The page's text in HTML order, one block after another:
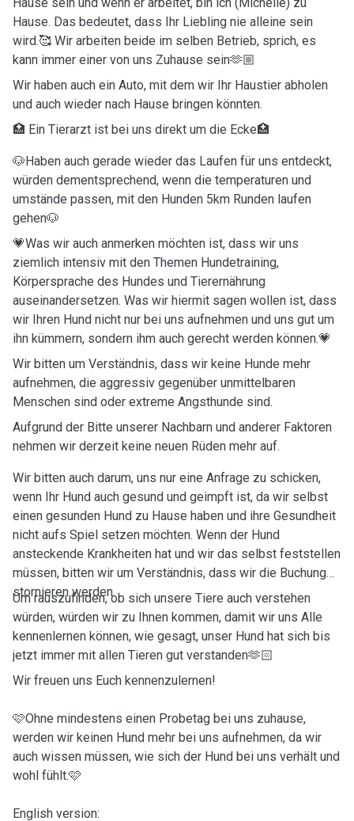
Hause. Das bedeutet, dass Ihr Liebling nie alleine sein
wird.🥰 Wir arbeiten beide im selben Betrieb, sprich, es
kann immer einer von uns Zuhause sein🫶🏼
Wir haben auch ein Auto, mit dem wir Ihr Haustier abholen
und auch wieder nach Hause bringen könnten.
🏥 Ein Tierarzt ist bei uns direkt um die Ecke🏥
🐶Haben auch gerade wieder das Laufen für uns entdeckt,
würden dementsprechend, wenn die temperaturen und
umstände passen, mit den Hunden 5km Runden laufen
gehen🐶
💗Was wir auch anmerken möchten ist, dass wir uns
ziemlich intensiv mit den Themen Hundetraining,
Körpersprache des Hundes und Tierernährung
auseinandersetzen. Was wir hiermit sagen wollen ist, dass
wir Ihren Hund nicht nur bei uns aufnehmen und uns gut um
ihn kümmern, sondern ihm auch gerecht werden können.💗
Wir bitten um Verständnis, dass wir keine Hunde mehr
aufnehmen, die aggressiv gegenüber unmittelbaren
Menschen sind oder extreme Angsthunde sind.
Aufgrund der Bitte unserer Nachbarn und anderer Faktoren
nehmen wir derzeit keine neuen Rüden mehr auf.
Wir bitten auch darum, uns nur eine Anfrage zu schicken,
wenn Ihr Hund auch gesund und geimpft ist, da wir selbst
einen gesunden Hund zu Hause haben und ihre Gesundheit
nicht aufs Spiel setzen möchten. Wenn der Hund
ansteckende Krankheiten hat und wir das selbst feststellen
müssen, bitten wir um Verständnis, dass wir die Buchung
stornieren werden.
Um rauszufinden, ob sich unsere Tiere auch verstehen
würden, würden wir zu Ihnen kommen, damit wir uns Alle
kennenlernen können, wie gesagt, unser Hund hat sich bis
jetzt immer mit allen Tieren gut verstanden🫶🏻
Wir freuen uns Euch kennenzulernen!
🩷Ohne mindestens einen Probetag bei uns zuhause,
werden wir keinen Hund mehr bei uns aufnehmen, da wir
auch wissen müssen, wie sich der Hund bei uns verhält und
wohl fühlt.🩷
English version: